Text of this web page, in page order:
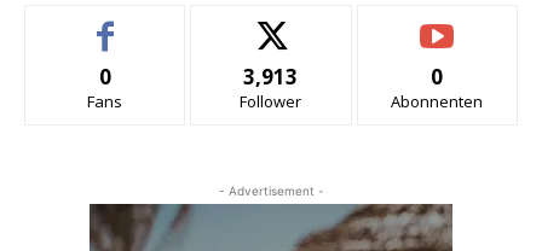
0
Fans
3,913
Follower
0
Abonnenten
- Advertisement -